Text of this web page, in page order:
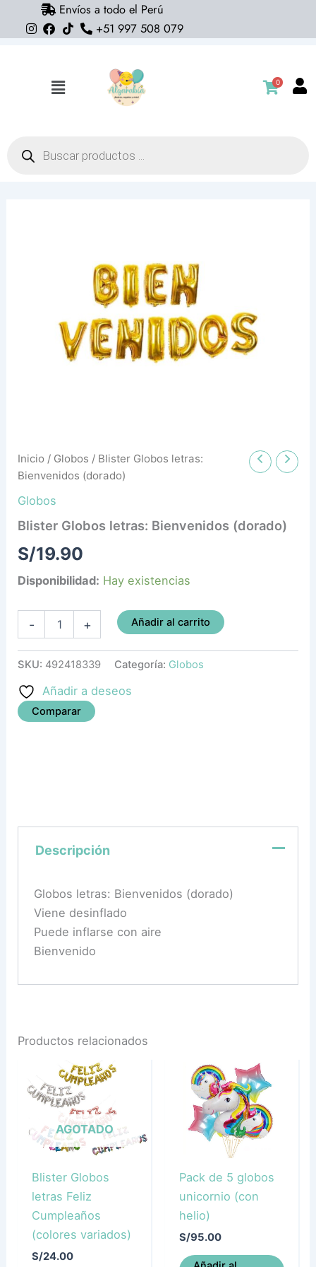
Envíos a todo el Perú
+51 997 508 079
Flyout
0
productos
Inicio / Globos / Blister Globos letras:
Bienvenidos (dorado)
Globos
Blister Globos letras: Bienvenidos (dorado)
S/19.90
Disponibilidad: Hay existencias
- + Añadir al carrito
SKU: 492418339 Categoría: Globos
Añadir a deseos
Comparar
Descripción
Globos letras: Bienvenidos (dorado)
Viene desinflado
Puede inflarse con aire
Bienvenido
Productos relacionados
AGOTADO
Blister Globos
letras Feliz
Cumpleaños
(colores variados)
S/24.00
Pack de 5 globos
unicornio (con
helio)
S/95.00